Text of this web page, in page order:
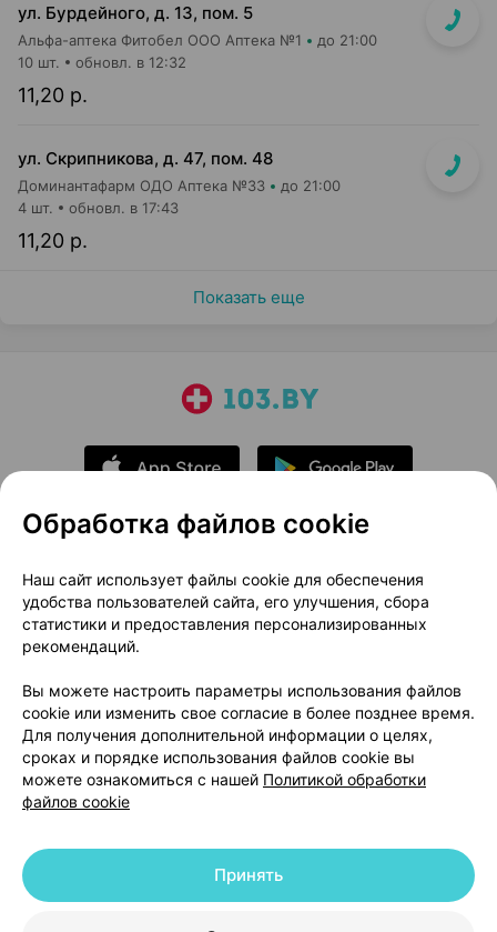
ул. Бурдейного, д. 13, пом. 5
Альфа-аптека Фитобел ООО Аптека №1 до 21:00
11,20 р.
10 шт. обновл. в 12:32
ул. Скрипникова, д. 47, пом. 48
Доминантафарм ОДО Аптека №33 до 21:00
11,20 р.
4 шт. обновл. в 17:43
Показать еще
О проекте
Новости проекта
Размещение рекламы
Медицинский маркетинг
Публичный договор
Доставка
Способы оплаты
Вакансии
Партнеры
Написать руководителю 103.by
Написать в поддержку
Персональные настройки Cookie
© 2026 ООО «Артокс Лаб», УНП 191700409 | 220012, Республика Беларусь,
Обработка файлов cookie
Наш сайт использует файлы cookie для обеспечения
удобства пользователей сайта, его улучшения, сбора
статистики и предоставления персонализированных
рекомендаций.
Вы можете настроить параметры использования файлов
cookie или изменить свое согласие в более позднее время.
Для получения дополнительной информации о целях,
сроках и порядке использования файлов cookie вы
можете ознакомиться с нашей Политикой обработки
файлов cookie
Принять